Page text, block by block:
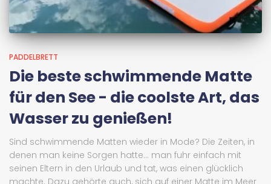
PADDELBRETT
Die beste schwimmende Matte
für den See - die coolste Art, das
Wasser zu genießen!
Sind schwimmende Matten wieder in Mode? Die Zeiten, in
denen man keine Sorgen hatte... man fuhr einfach mit
seinen Eltern in den Urlaub und tat, was einen glücklich
machte. Dazu gehörte auch, sich auf einer Matte im Meer